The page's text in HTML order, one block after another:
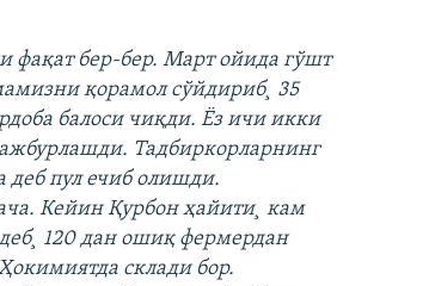
фақат бер-бер. Март ойида гўшт
қорамол сўйдириб¸ 35
балоси чиқди. Ëз ичи икки
Тадбиркорларнинг
деб пул ечиб олишди.
Кейин Қурбон ҳайити¸ кам
120 дан ошиқ фермердан
склади бор.